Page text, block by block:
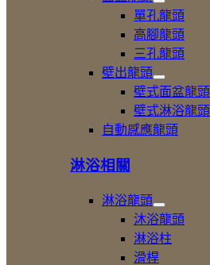
展
開
面
盆
頭
單孔龍頭
高腳龍頭
三孔龍頭
壁出龍頭
展
開
壁
出
壁式面盆龍頭
壁式淋浴龍頭
自動感應龍頭
淋浴相關
淋浴龍頭
展
開
淋
浴
沐浴龍頭
淋浴柱
滑桿